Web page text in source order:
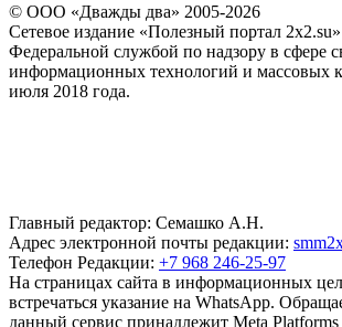
© ООО «Дважды два» 2005-2026
Сетевое издание «Полезный портал
Федеральной службой по надзору в сфере
информационных технологий и массовых
июля 2018 года.
Главный редактор: Семашко А.Н.
Адрес электронной почты редакции:
Телефон Редакции: +7 968 246-25-97
На страницах сайта в информационных
встречаться указание на WhatsApp.
данный сервис принадлежит Meta Platforms